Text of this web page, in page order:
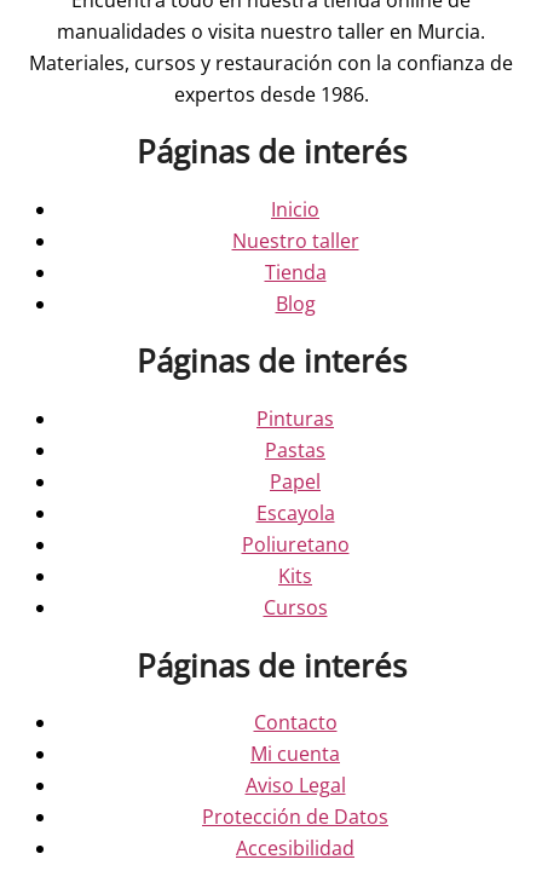
manualidades o visita nuestro taller en Murcia.
Materiales, cursos y restauración con la confianza de
expertos desde 1986.
Páginas de interés
Inicio
Nuestro taller
Tienda
Blog
Páginas de interés
Pinturas
Pastas
Papel
Escayola
Poliuretano
Kits
Cursos
Páginas de interés
Contacto
Mi cuenta
Aviso Legal
Protección de Datos
Accesibilidad